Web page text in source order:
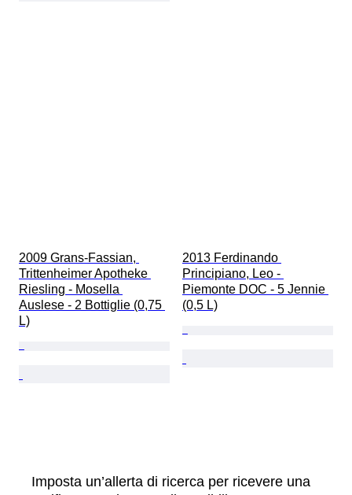
2009 Grans-Fassian,
Trittenheimer Apotheke
Riesling - Mosella
Auslese - 2 Bottiglie (0,75
L)
2013 Ferdinando
Principiano, Leo -
Piemonte DOC - 5 Jennie
(0,5 L)
Imposta un’allerta di ricerca per ricevere una